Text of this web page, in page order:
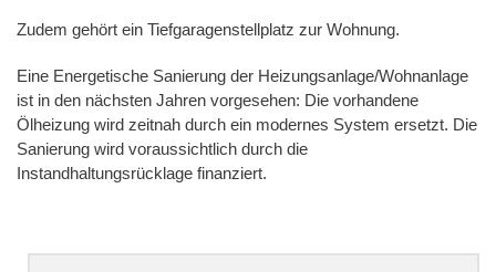
Zudem gehört ein Tiefgaragenstellplatz zur Wohnung.
Eine Energetische Sanierung der Heizungsanlage/Wohnanlage
ist in den nächsten Jahren vorgesehen: Die vorhandene
Ölheizung wird zeitnah durch ein modernes System ersetzt. Die
Sanierung wird voraussichtlich durch die
Instandhaltungsrücklage finanziert.